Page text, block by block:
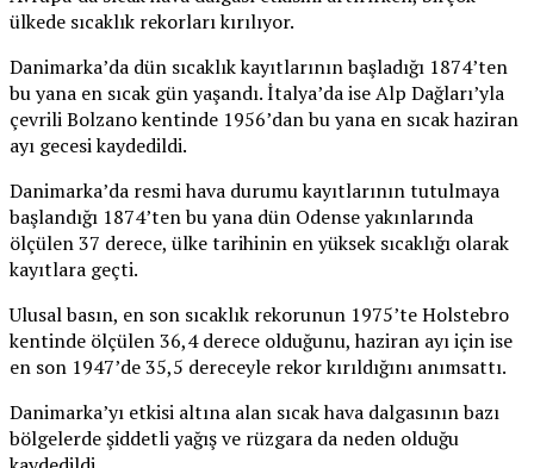
ülkede sıcaklık rekorları kırılıyor.
Danimarka’da dün sıcaklık kayıtlarının başladığı 1874’ten
bu yana en sıcak gün yaşandı. İtalya’da ise Alp Dağları’yla
çevrili Bolzano kentinde 1956’dan bu yana en sıcak haziran
ayı gecesi kaydedildi.
Danimarka’da resmi hava durumu kayıtlarının tutulmaya
başlandığı 1874’ten bu yana dün Odense yakınlarında
ölçülen 37 derece, ülke tarihinin en yüksek sıcaklığı olarak
kayıtlara geçti.
Ulusal basın, en son sıcaklık rekorunun 1975’te Holstebro
kentinde ölçülen 36,4 derece olduğunu, haziran ayı için ise
en son 1947’de 35,5 dereceyle rekor kırıldığını anımsattı.
Danimarka’yı etkisi altına alan sıcak hava dalgasının bazı
bölgelerde şiddetli yağış ve rüzgara da neden olduğu